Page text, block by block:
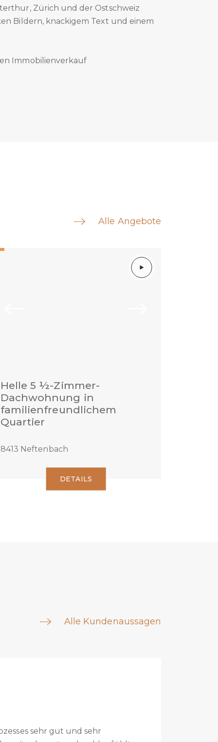
Zürich und der Ostschweiz
Bildern, knackigem Text und einem
Immobilienverkauf
Alle Angebote
Helle 5 ½-Zimmer-
Dachwohnung in
familienfreundlichem
Quartier
8413 Neftenbach
DETAILS
Alle Kundenaussagen
Liebes Stöhr Team